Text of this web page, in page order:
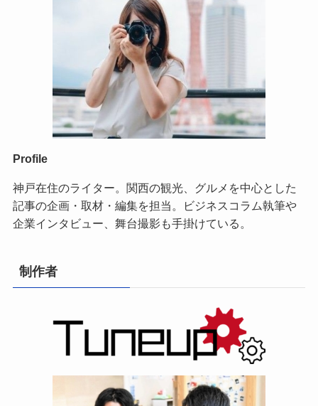
Profile
神戸在住のライター。関西の観光、グルメを中心とした
記事の企画・取材・編集を担当。ビジネスコラム執筆や
企業インタビュー、舞台撮影も手掛けている。
制作者